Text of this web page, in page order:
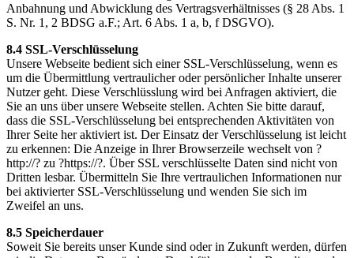
Anbahnung und Abwicklung des Vertragsverhältnisses (§ 28 Abs. 1
S. Nr. 1, 2 BDSG a.F.; Art. 6 Abs. 1 a, b, f DSGVO).
8.4 SSL-Verschlüsselung
Unsere Webseite bedient sich einer SSL-Verschlüsselung, wenn es
um die Übermittlung vertraulicher oder persönlicher Inhalte unserer
Nutzer geht. Diese Verschlüsslung wird bei Anfragen aktiviert, die
Sie an uns über unsere Webseite stellen. Achten Sie bitte darauf,
dass die SSL-Verschlüsselung bei entsprechenden Aktivitäten von
Ihrer Seite her aktiviert ist. Der Einsatz der Verschlüsselung ist leicht
zu erkennen: Die Anzeige in Ihrer Browserzeile wechselt von ?
http://? zu ?https://?. Über SSL verschlüsselte Daten sind nicht von
Dritten lesbar. Übermitteln Sie Ihre vertraulichen Informationen nur
bei aktivierter SSL-Verschlüsselung und wenden Sie sich im
Zweifel an uns.
8.5 Speicherdauer
Soweit Sie bereits unser Kunde sind oder in Zukunft werden, dürfen